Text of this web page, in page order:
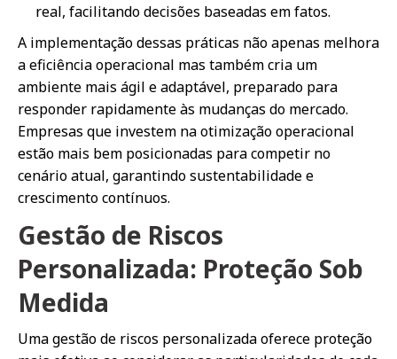
real, facilitando decisões baseadas em fatos.
A implementação dessas práticas não apenas melhora
a eficiência operacional mas também cria um
ambiente mais ágil e adaptável, preparado para
responder rapidamente às mudanças do mercado.
Empresas que investem na otimização operacional
estão mais bem posicionadas para competir no
cenário atual, garantindo sustentabilidade e
crescimento contínuos.
Gestão de Riscos
Personalizada: Proteção Sob
Medida
Uma gestão de riscos personalizada oferece proteção